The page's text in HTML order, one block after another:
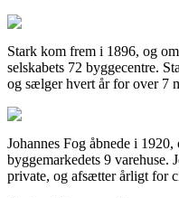
Stark kom frem i 1896, og
selskabets 72 byggecentre.
og sælger hvert år for over 7
Johannes Fog åbnede i
byggemarkedets 9 varehuse.
private, og afsætter årligt for